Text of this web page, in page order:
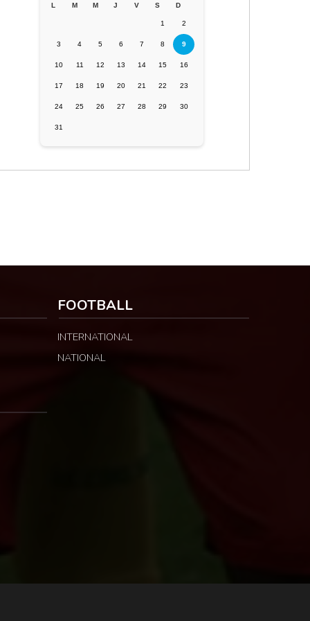
L M M J V S D
1 2
3 4 5 6 7 8 9
10 11 12 13 14 15 16
17 18 19 20 21 22 23
24 25 26 27 28 29 30
31
FOOTBALL
INTERNATIONAL
NATIONAL